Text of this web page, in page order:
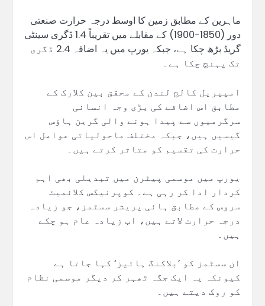
ماہرین کے مطابق زمین کا اوسط درجہ حرارت صنعتی
دور (1850-1900) کے مقابلے میں تقریباً 1.4 ڈگری سینٹی
گریڈ بڑھ چکا ہے، جبکہ یورپ میں یہ اضافہ 2.4 ڈگری
تک پہنچ چکا ہے۔
امپیریل کالج لندن کے محقق بین کلارک کے
مطابق اس اضافے کی بڑی وجہ انسانی
سرگرمیوں سے پیدا ہونے والی گرین ہاؤس
گیسیں ہیں، جبکہ مختلف ماحولیاتی عوامل اس
حرارت کی تقسیم کو متاثر کرتے ہیں۔
یورپ میں موسمی پیٹرن میں تبدیلی بھی اہم
کردار ادا کر رہی ہے۔ کوپرنیکس کلائمیٹ
سروس کے مطابق ہائی پریشر سسٹمز، جو زیادہ
درجہ حرارت لاتے ہیں، اب زیادہ عام ہو چکے
ہیں۔
ان سسٹمز کو ’بلاکنگ ہائیز‘ کہا جاتا ہے
کیونکہ یہ ایک جگہ ٹھہر کر دیگر موسمی نظام
کو روک دیتے ہیں۔